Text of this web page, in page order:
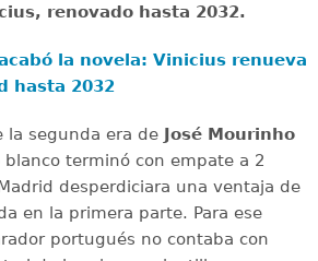
renovado hasta 2032.
la novela: Vinicius renueva
hasta 2032
la segunda era de José Mourinho
terminó con empate a 2
desperdiciara una ventaja de
en la primera parte. Para ese
portugués no contaba con